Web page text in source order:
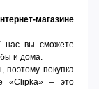
магазине
нас вы сможете
и дома.
поэтому покупка
«Clipka» – это